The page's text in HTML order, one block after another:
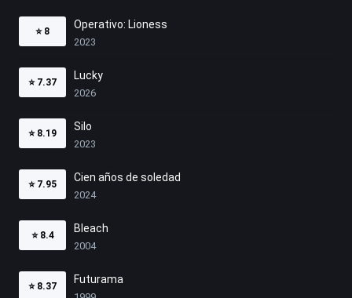
⭐ 8
Operativo: Lioness
2023
⭐ 7.37
Lucky
2026
⭐ 8.19
Silo
2023
⭐ 7.95
Cien años de soledad
2024
⭐ 8.4
Bleach
2004
⭐ 8.37
Futurama